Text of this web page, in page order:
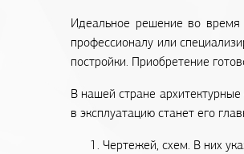
Идеальное решение во время
профессионалу или
постройки. Приобретение
В нашей стране
в эксплуатацию станет его
Чертежей, схем. В них